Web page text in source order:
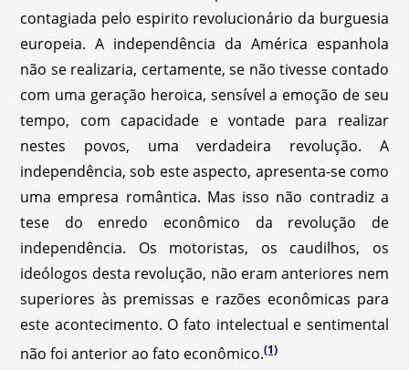
contagiada pelo espirito revolucionário da burguesia
europeia. A independência da América espanhola
não se realizaria, certamente, se não tivesse contado
com uma geração heroica, sensível a emoção de seu
tempo, com capacidade e vontade para realizar
nestes povos, uma verdadeira revolução. A
independência, sob este aspecto, apresenta-se como
uma empresa romântica. Mas isso não contradiz a
tese do enredo econômico da revolução de
independência. Os motoristas, os caudilhos, os
ideólogos desta revolução, não eram anteriores nem
superiores às premissas e razões econômicas para
este acontecimento. O fato intelectual e sentimental
não foi anterior ao fato econômico.(1)